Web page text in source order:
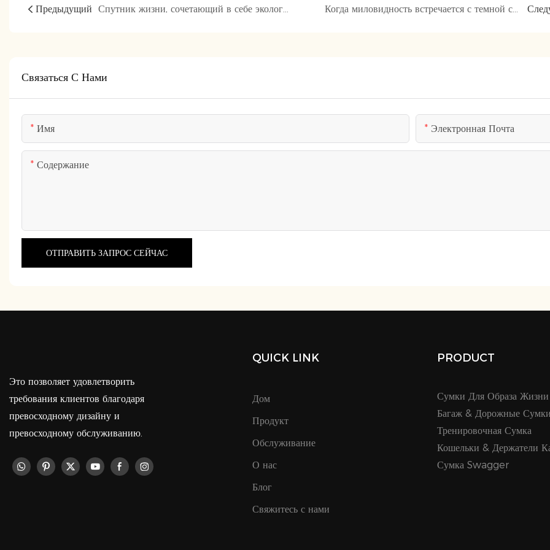
Предыдущий Спутник жизни, сочетающий в себе экологичность и практичность Когда миловидность встречается с темной сказкой
Связаться С Нами
Имя Электронная Почта
Содержание
ОТПРАВИТЬ ЗАПРОС СЕЙЧАС
Это позволяет удовлетворить
требования клиентов благодаря
превосходному дизайну и
превосходному обслуживанию.
QUICK LINK
Дом
Продукт
Обслуживание
О нас
Блог
Свяжитесь с нами
PRODUCT
Сумки Для Образа Жизни
Багаж & Дорожные Сумки
Тренировочная Сумка
Кошельки & Держатели
Сумка Swagger